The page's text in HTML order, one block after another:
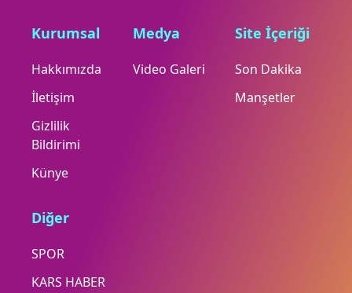
Kurumsal
Hakkımızda
İletişim
Gizlilik
Bildirimi
Künye
Medya
Video Galeri
Site İçeriği
Son Dakika
Manşetler
Diğer
SPOR
KARS HABER